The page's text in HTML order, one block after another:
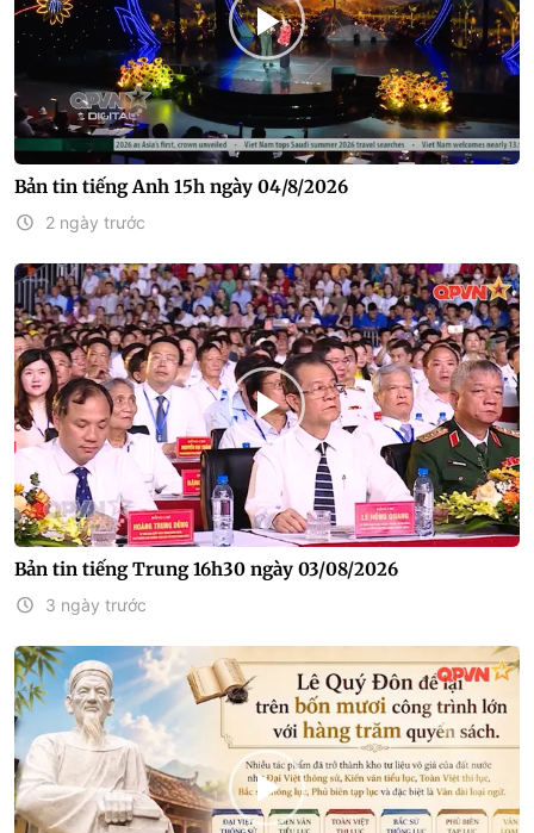
Bản tin tiếng Anh 15h ngày 04/8/2026
2 ngày trước
Bản tin tiếng Trung 16h30 ngày 03/08/2026
3 ngày trước